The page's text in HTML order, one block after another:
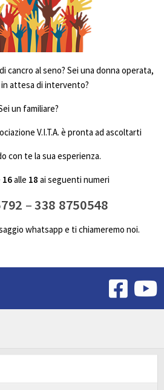
cancro al seno? Sei una donna operata,
in attesa di intervento?
un familiare?
V.I.T.A. è pronta ad ascoltarti
con te la sua esperienza.
16alle 18 ai seguenti numeri
–338 8750548
whatsapp e ti chiameremo noi.